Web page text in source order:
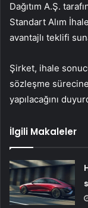
Dağıtım A.Ş.
Standart Alım
avantajlı teklifi
Şirket, ihale
sözleşme
yapılacağını
İlgili Makaleler